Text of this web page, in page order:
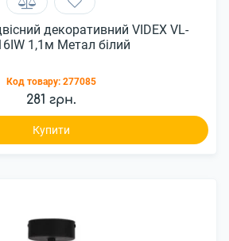
декоративний VIDEX VL-
1,1м Метал білий
Код товару: 277085
281 грн.
Купити